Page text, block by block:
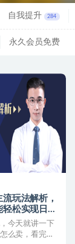
自我提升 284
永久会员免费
玩法解析，
松实现日入
今天就讲一下
么卖，看完这